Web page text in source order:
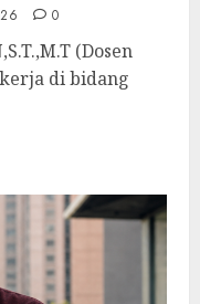
0
(Dosen
di bidang